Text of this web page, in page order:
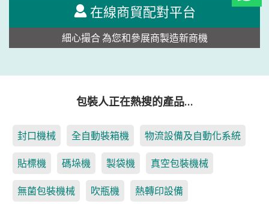
在線商貿配對平台
細心撮合 為您和參展商製造新商機
包裝人正在熱搜的產品…
封口機械 全自動裝箱機 物流設備及自動化系統
貼標機 碼垛機 製袋機 真空包裝機械
無菌包裝機械 吹瓶機 熱轉印設備